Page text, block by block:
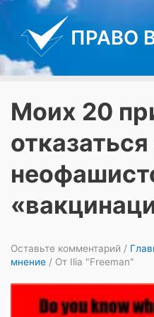
Перейти
содержимому
ПРАВО
Моих 20
отказаться
Оставьте комментарий /
мнение / От Ilia "Freeman"